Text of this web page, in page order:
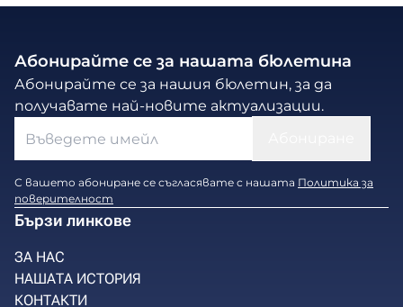
Абонирайте се за нашата бюлетина
Абонирайте се за нашия бюлетин, за да
получавате най-новите актуализации.
С вашето абониране се съгласявате с нашата Политика за
поверителност
Бързи линкове
ЗА НАС
НАШАТА ИСТОРИЯ
КОНТАКТИ